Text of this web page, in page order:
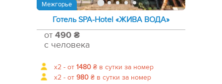
Межгорье
Готель SPA-Hotel «ЖИВА ВОДА»
от 490 ₴
с человека
x2 - от 1480 ₴ в сутки за номер
x2 - от 980 ₴ в сутки за номер